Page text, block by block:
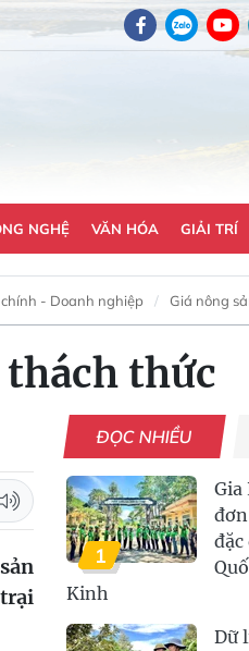
NGHỆ VĂN HÓA GIẢI TRÍ
- Doanh nghiệp Giá nông
thức
ĐỌC NHIỀU
1
Gia
đặc
Kinh
Dữ